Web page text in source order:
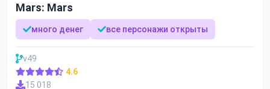
Mars: Mars
много денег все персонажи открыты
v49
4.6
15 018